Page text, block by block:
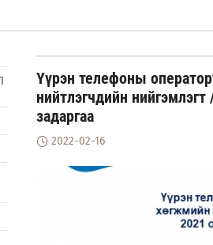
Үүрэн телефоны
нийтлэгчдийн
задаргаа
2022-02-16